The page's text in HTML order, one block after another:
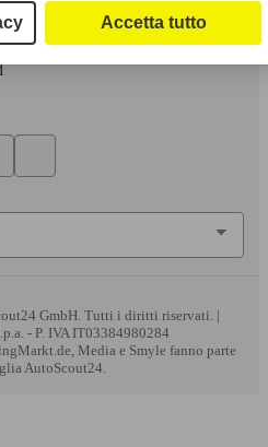
GmbH. Tutti i diritti riservati. |
- P. IVA IT03384980284
Media e Smyle fanno parte
AutoScout24.
Accetta tutto